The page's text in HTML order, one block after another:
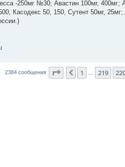
-250мг №30; Авастин 100мг, 400мг;
Касодекс 50, 150, Сутент 50мг,
2384 сообщения Страница 221из
Пред.
1 219